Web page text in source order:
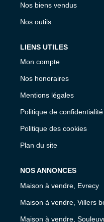
Nos biens vendus
Nos outils
LIENS UTILES
Mon compte
Nos honoraires
Mentions légales
Politique de confidentialité
Politique des cookies
Plan du site
NOS ANNONCES
Maison à vendre, Evrecy
Maison à vendre, Villers
Maison à vendre,